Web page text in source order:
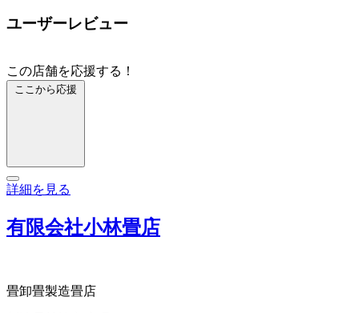
ユーザーレビュー
この店舗を応援する！
ここから応援
詳細を見る
有限会社小林畳店
畳卸畳製造畳店